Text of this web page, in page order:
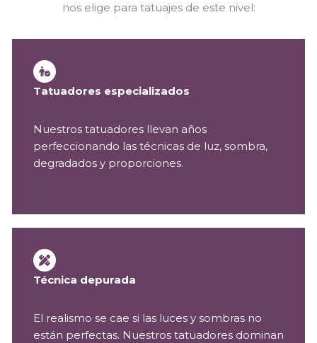
nos elige para tatuajes de este nivel:
Tatuadores especializados
Nuestros tatuadores llevan años
perfeccionando las técnicas de luz, sombra,
degradados y proporciones.
Técnica depurada
El realismo se cae si las luces y sombras no
están perfectas. Nuestros tatuadores dominan